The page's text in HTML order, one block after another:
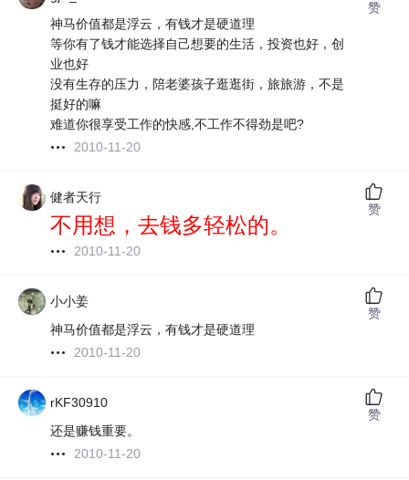
神马价值都是浮云，有钱才是硬道理
等你有了钱才能选择自己想要的生活，投资也好，创
业也好
没有生存的压力，陪老婆孩子逛逛街，旅旅游，不是
挺好的嘛
难道你很享受工作的快感,不工作不得劲是吧?
2010-11-20
赞
健者天行
不用想，去钱多轻松的。
2010-11-20
赞
小小姜
神马价值都是浮云，有钱才是硬道理
2010-11-20
赞
rKF30910
还是赚钱重要。
2010-11-20
赞